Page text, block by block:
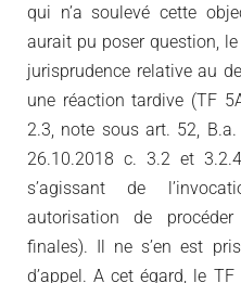
qui n’a soulevé cette
aurait pu poser question,
jurisprudence relative au
une réaction tardive (TF
2.3, note sous art. 52,
26.10.2018 c. 3.2 et
s’agissant de
autorisation de
finales). Il ne s’en est
d’appel. A cet égard, le